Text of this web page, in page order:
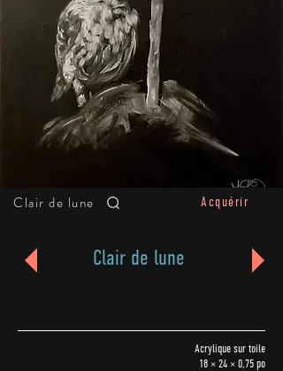
Clair de lune Acquérir
Clair de lune
Acrylique sur toile
18 × 24 × 0,75 po